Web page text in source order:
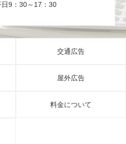
9：30～17：30
交通広告
屋外広告
料金について